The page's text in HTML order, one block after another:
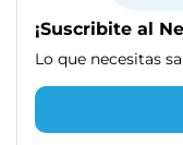
¡Suscribite al
Lo que necesitas